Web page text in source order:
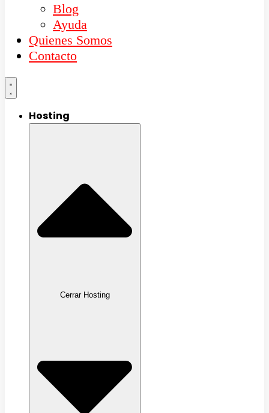
Blog
Ayuda
Quienes Somos
Contacto
Hosting
Cerrar Hosting